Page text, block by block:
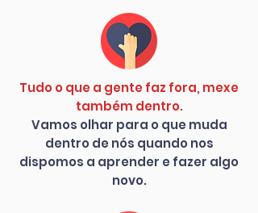
Tudo o que a gente faz fora, mexe
também dentro.
Vamos olhar para o que muda
dentro de nós quando nos
dispomos a aprender e fazer algo
novo.